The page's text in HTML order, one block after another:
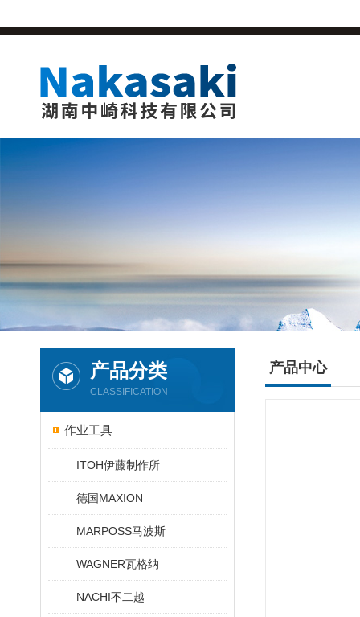
产品分类
CLASSIFICATION
作业工具
ITOH伊藤制作所
德国MAXION
MARPOSS马波斯
WAGNER瓦格纳
NACHI不二越
产品中心